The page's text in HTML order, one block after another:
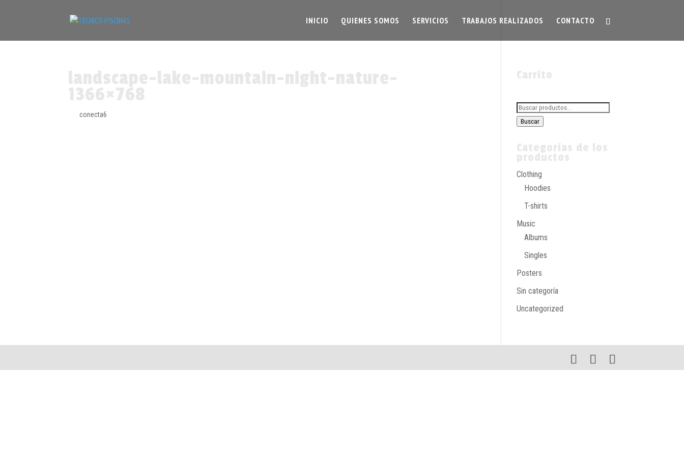
INICIO QUIENES SOMOS SERVICIOS TRABAJOS REALIZADOS CONTACTO
porconecta6
Buscar
por:
Buscar
Clothing
Hoodies
T-shirts
Music
Albums
Singles
Posters
Sin categoría
Uncategorized